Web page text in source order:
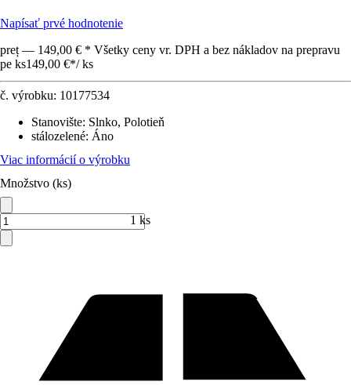
Napísať prvé hodnotenie
preț — 149,00 € * Všetky ceny vr. DPH a bez nákladov na prepravu
pe ks149,00 €*/ ks
č. výrobku: 10177534
Stanovište: Slnko, Polotieň
stálozelené: Áno
Viac informácií o výrobku
Množstvo (ks)
1 ks